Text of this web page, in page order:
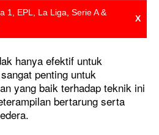
1, EPL, La Liga, Serie A &
X
hanya efektif untuk
penting untuk
yang baik terhadap teknik ini
bertarung serta